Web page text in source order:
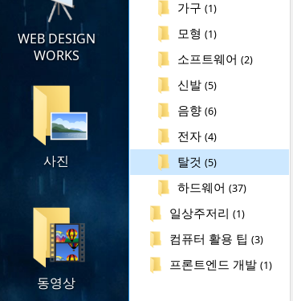
WEB DESIGN
WORKS
사진
동영상
가구 (1)
모형 (1)
소프트웨어 (2)
신발 (5)
음향 (6)
전자 (4)
탈것 (5)
하드웨어 (37)
일상주저리 (1)
컴퓨터 활용 팁 (3)
프론트엔드 개발 (1)